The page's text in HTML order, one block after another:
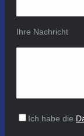
Ihre Nachricht
Ich habe die